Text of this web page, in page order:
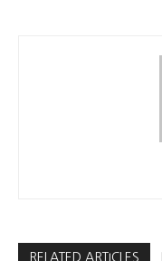
RELATED ARTICLES